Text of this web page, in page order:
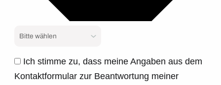
Ich stimme zu, dass meine Angaben aus dem
Kontaktformular zur Beantwortung meiner